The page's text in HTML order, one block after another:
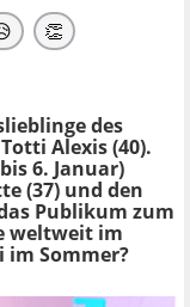
👏
des
Alexis (40).
6. Januar)
(37) und den
Publikum zum
weltweit im
im Sommer?